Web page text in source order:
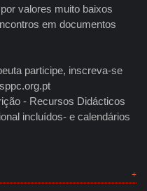
valores muito baixos
em documentos
participe, inscreva-se
- Recursos Didácticos
incluídos- e calendários